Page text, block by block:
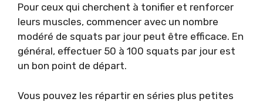
Pour ceux qui cherchent à tonifier et renforcer
leurs muscles, commencer avec un nombre
modéré de squats par jour peut être efficace. En
général, effectuer 50 à 100 squats par jour est
un bon point de départ.
Vous pouvez les répartir en séries plus petites